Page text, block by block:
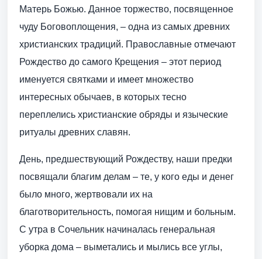
Матерь Божью. Данное торжество, посвященное
чуду Боговоплощения, – одна из самых древних
христианских традиций. Православные отмечают
Рождество до самого Крещения – этот период
именуется святками и имеет множество
интересных обычаев, в которых тесно
переплелись христианские обряды и языческие
ритуалы древних славян.
День, предшествующий Рождеству, наши предки
посвящали благим делам – те, у кого еды и денег
было много, жертвовали их на
благотворительность, помогая нищим и больным.
С утра в Сочельник начиналась генеральная
уборка дома – выметались и мылись все углы,